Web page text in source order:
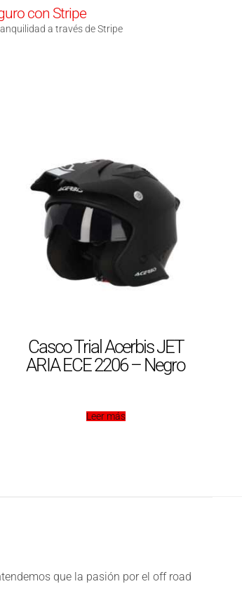
con Stripe
a través de Stripe
Casco Trial Acerbis JET
ARIA ECE 2206 – Negro
Leer más
que la pasión por el off road